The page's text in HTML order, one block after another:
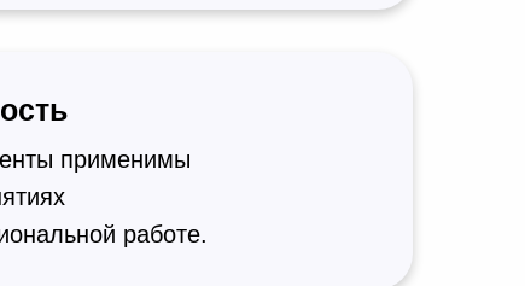
применимы
работе.